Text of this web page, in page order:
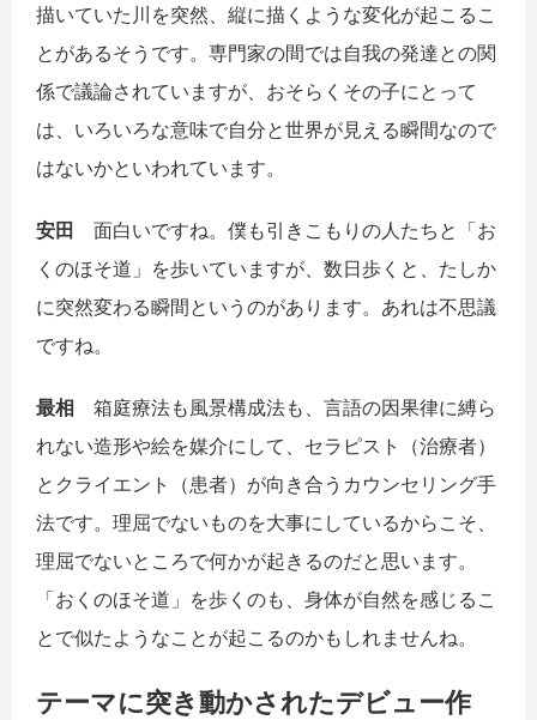
描いていた川を突然、縦に描くような変化が起こるこ
とがあるそうです。専門家の間では自我の発達との関
係で議論されていますが、おそらくその子にとって
は、いろいろな意味で自分と世界が見える瞬間なので
はないかといわれています。
安田 面白いですね。僕も引きこもりの人たちと「お
くのほそ道」を歩いていますが、数日歩くと、たしか
に突然変わる瞬間というのがあります。あれは不思議
ですね。
最相 箱庭療法も風景構成法も、言語の因果律に縛ら
れない造形や絵を媒介にして、セラピスト（治療者）
とクライエント（患者）が向き合うカウンセリング手
法です。理屈でないものを大事にしているからこそ、
理屈でないところで何かが起きるのだと思います。
「おくのほそ道」を歩くのも、身体が自然を感じるこ
とで似たようなことが起こるのかもしれませんね。
テーマに突き動かされたデビュー作